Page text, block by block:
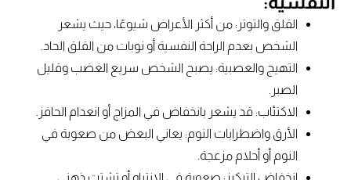
القلق والتوتر: من أكثر الأعراض شيوعًا، حيث يشعر
الشخص بعدم الراحة النفسية أو نوبات من القلق الحاد.
التهيج والعصبية: يصبح الشخص سريع الغضب وقليل
الصبر.
الاكتئاب: قد يشعر بانخفاض في المزاج أو انعدام الحافز.
الأرق واضطرابات النوم: يعاني البعض من صعوبة في
النوم أو أحلام مزعجة.